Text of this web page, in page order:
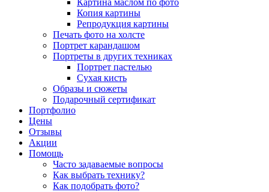
Картина маслом по фото
Копия картины
Репродукция картины
Печать фото на холсте
Портрет карандашом
Портреты в других техниках
Портрет пастелью
Сухая кисть
Образы и сюжеты
Подарочный сертификат
Портфолио
Цены
Отзывы
Акции
Помощь
Часто задаваемые вопросы
Как выбрать технику?
Как подобрать фото?